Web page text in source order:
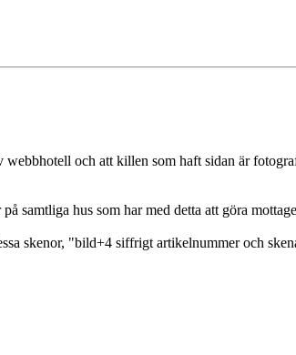
och att killen som haft sidan är
samtliga hus som har med detta att göra
skenor, "bild+4 siffrigt artikelnummer och